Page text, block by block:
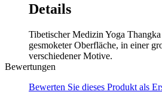
Details
Tibetischer Medizin Yoga
gesmoketer Oberfläche, in einer
verschiedener Motive.
Bewertungen
Bewerten Sie dieses Produkt als